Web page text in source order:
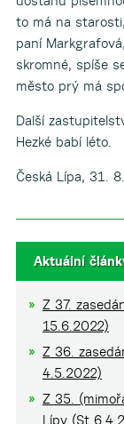
to má na
paní
skromné, spíše
město prý má
Další
Hezké babí léto.
Česká Lípa,
Aktuální
Z 37.
15.6.2022)
Z 36.
4.5.2022)
Z 35.
Lípy (St